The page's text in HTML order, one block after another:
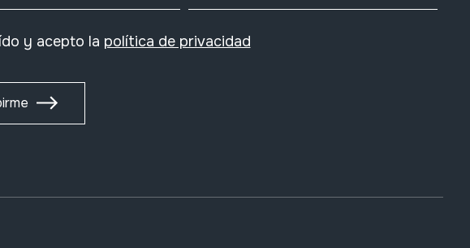
y acepto la política de privacidad